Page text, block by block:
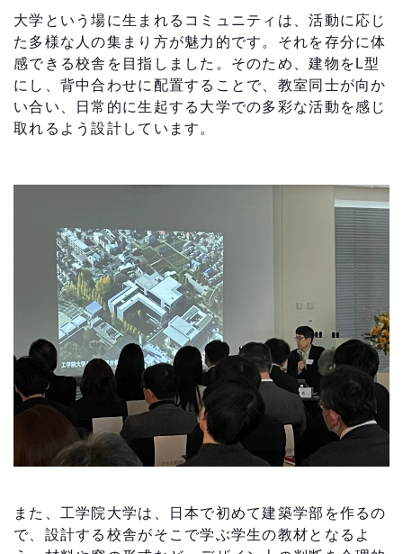
大学という場に生まれるコミュニティは、活動に応じ
た多様な人の集まり方が魅力的です。それを存分に体
感できる校舎を目指しました。そのため、建物をL型
にし、背中合わせに配置することで、教室同士が向か
い合い、日常的に生起する大学での多彩な活動を感じ
取れるよう設計しています。
また、工学院大学は、日本で初めて建築学部を作るの
で、設計する校舎がそこで学ぶ学生の教材となるよ